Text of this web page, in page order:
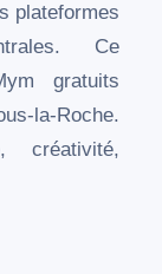
plateformes
Ce
gratuits
la-Roche.
créativité,